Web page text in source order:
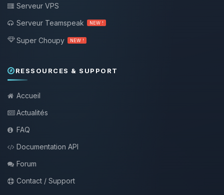
Serveur VPS
Serveur Teamspeak
NEW !
Super Choupy NEW !
RESSOURCES & SUPPORT
Accueil
Actualités
FAQ
Documentation API
Forum
Contact / Support